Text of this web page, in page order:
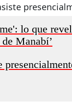
lo que
Manabí’